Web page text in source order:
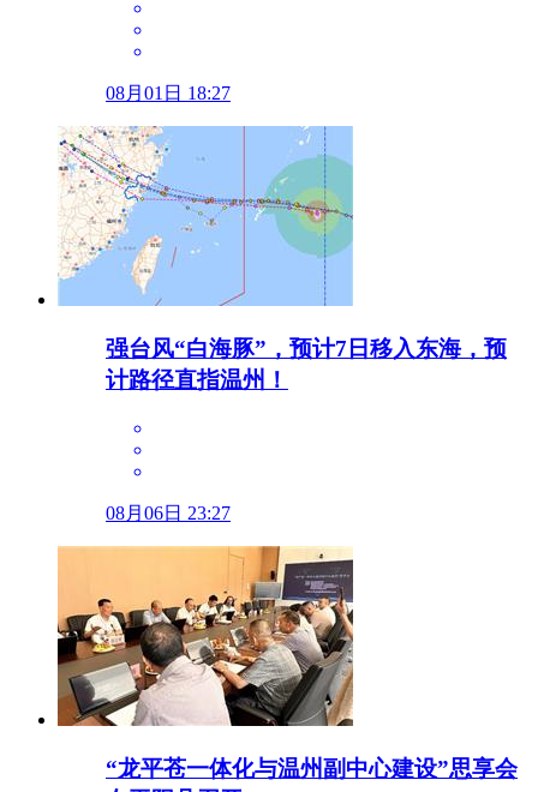
08月01日 18:27
强台风“白海豚”，预计7日移入东海，预
计路径直指温州！
08月06日 23:27
“龙平苍一体化与温州副中心建设”思享会